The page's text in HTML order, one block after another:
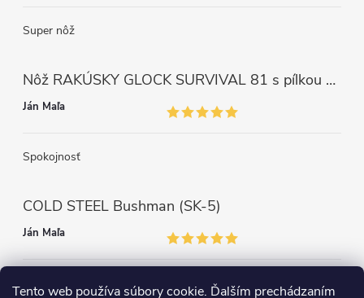
Tento web používa súbory cookie. Ďalším prechádzaním
Super nôž
Nôž RAKÚSKY GLOCK SURVIVAL 81 s pílkou ZELENÝ
Ján Maľa
Spokojnosť
COLD STEEL Bushman (SK-5)
Ján Maľa
Môžem len povedať super,super a super nôž